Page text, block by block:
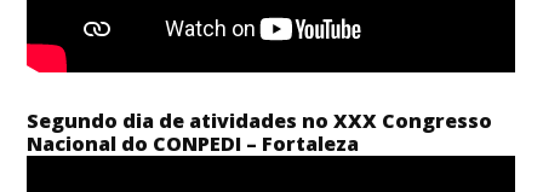
Segundo dia de atividades no XXX Congresso
Nacional do CONPEDI – Fortaleza